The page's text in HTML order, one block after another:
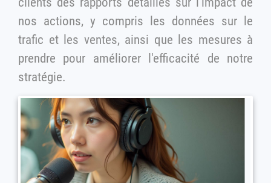
nos actions, y compris les données sur le
trafic et les ventes, ainsi que les mesures à
prendre pour améliorer l'efficacité de notre
stratégie.